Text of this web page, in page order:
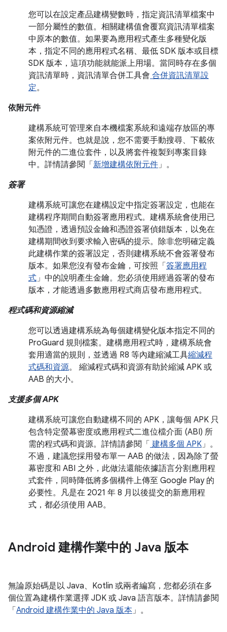
您可以在設定產品建構變數時，指定資訊清單檔案中
一部分屬性的數值。相關建構值會覆寫資訊清單檔案
中原本的數值。如果要為應用程式產生多種變化版
本，指定不同的應用程式名稱、最低 SDK 版本或目標
SDK 版本，這項功能就能派上用場。當同時存在多個
資訊清單時，資訊清單合併工具會 合併資訊清單設
定。
依附元件
建構系統可管理來自本機檔案系統和遠端存放區的專
案依附元件。也就是說，您不需要手動搜尋、下載依
附元件的二進位套件，以及將套件複製到專案目錄
中。詳情請參閱「 新增建構依附元件」。
簽署
建構系統可讓您在建構設定中指定簽署設定，也能在
建構程序期間自動簽署應用程式。建構系統會使用已
知憑證，透過預設金鑰和憑證簽署偵錯版本，以免在
建構期間收到要求輸入密碼的提示。除非您明確定義
此建構作業的簽署設定，否則建構系統不會簽署發布
版本。如果您沒有發布金鑰，可按照「 簽署應用程
式」中的說明產生金鑰。您必須使用經過簽署的發布
版本，才能透過多數應用程式商店發布應用程式。
程式碼和資源縮減
您可以透過建構系統為每個建構變化版本指定不同的
ProGuard 規則檔案。建構應用程式時，建構系統會
套用適當的規則，並透過 R8 等內建縮減工具縮減程
式碼和資源。 縮減程式碼和資源有助於縮減 APK 或
AAB 的大小。
支援多個 APK
建構系統可讓您自動建構不同的 APK，讓每個 APK 只
包含特定螢幕密度或應用程式二進位檔介面 (ABI) 所
需的程式碼和資源。詳情請參閱「 建構多個 APK」。
不過，建議您採用發布單一 AAB 的做法，因為除了螢
幕密度和 ABI 之外，此做法還能依據語言分割應用程
式套件，同時降低將多個構件上傳至 Google Play 的
必要性。凡是在 2021 年 8 月以後提交的新應用程
式，都必須使用 AAB。
Android 建構作業中的 Java 版本
無論原始碼是以 Java、Kotlin 或兩者編寫，您都必須在多
個位置為建構作業選擇 JDK 或 Java 語言版本。詳情請參閱
「 Android 建構作業中的 Java 版本」。